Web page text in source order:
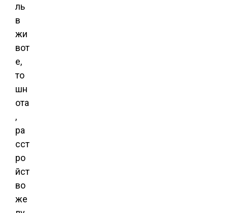
ль
в
жи
вот
е,
то
шн
ота
,
ра
сст
ро
йст
во
же